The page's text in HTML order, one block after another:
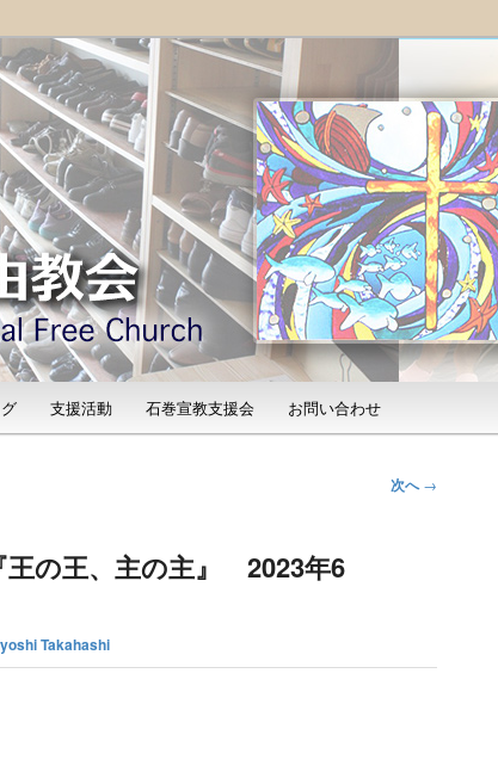
（Ishinomaki Evangelical
巻宣教支援会」によって支えられる新しい教会と、被災地支援活動
支援活動 石巻宣教支援会 お問い合わせ
次へ→
の王、主の主』 2023年6
Takahashi